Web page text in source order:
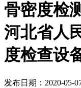
骨密度检
河北省人
度检查设
发布日期：2020-05-